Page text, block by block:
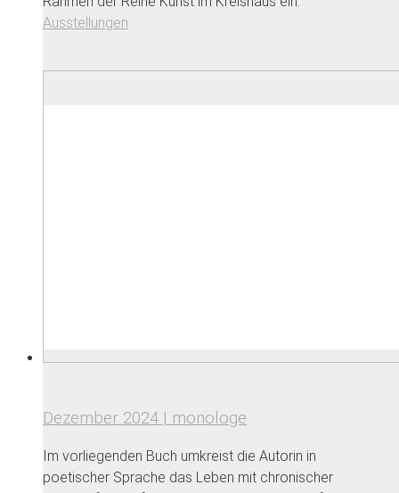
Ausstellungen
Dezember 2024 | monologe
Im vorliegenden Buch umkreist die Autorin in
poetischer Sprache das Leben mit chronischer